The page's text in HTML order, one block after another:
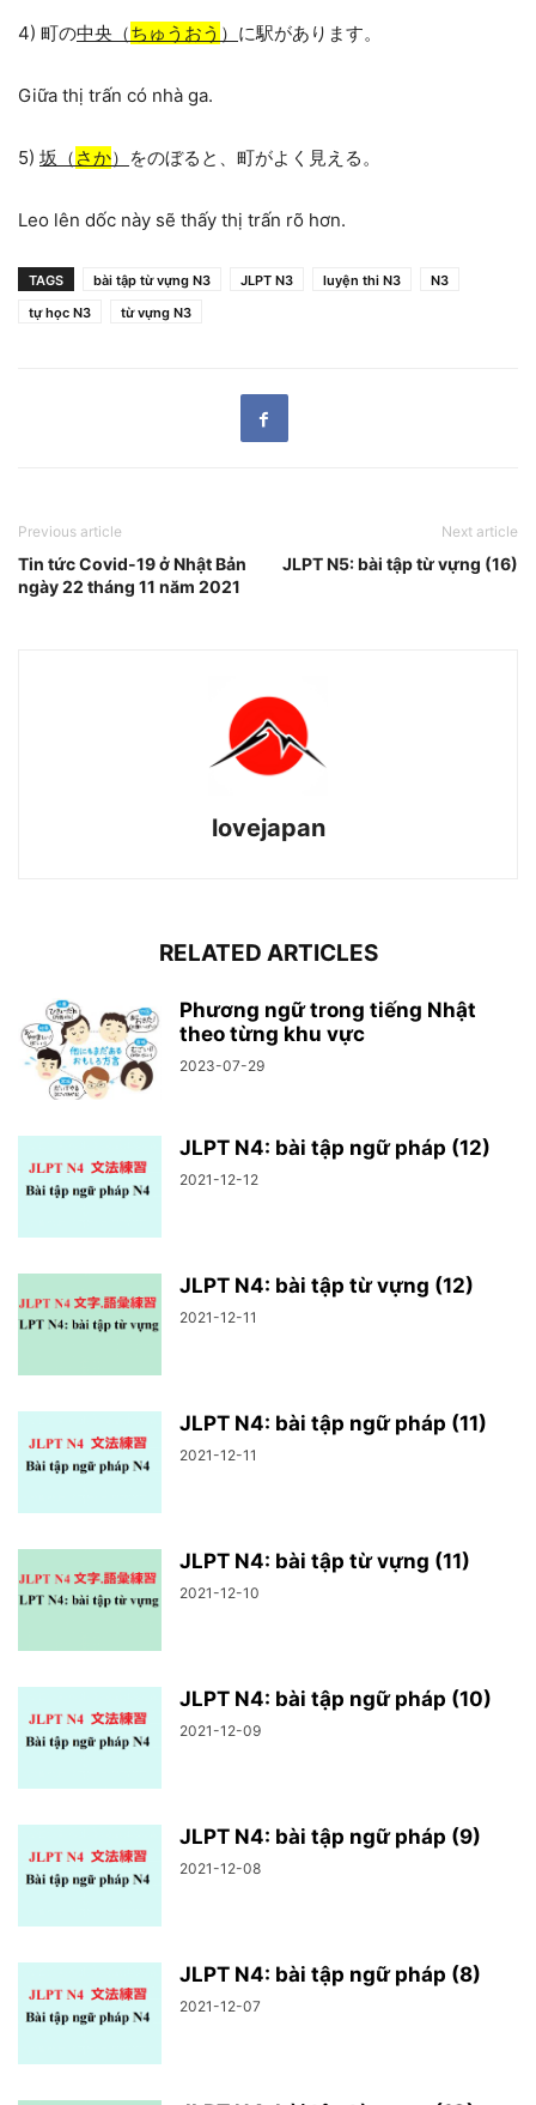
4) 町の中央（ちゅうおう ） に駅があります。
Giữa thị trấn có nhà ga.
5) 坂（ さか） をのぼると、町がよく見える。
Leo lên dốc này sẽ thấy thị trấn rõ hơn.
TAGS bài tập từ vựng N3 JLPT N3 luyện thi N3
N3
tự học N3
từ vựng N3
Previous article
Tin tức Covid-19 ở Nhật Bản
ngày 22 tháng 11 năm 2021
Next article
JLPT N5: bài tập từ vựng (16)
lovejapan
RELATED ARTICLES
Phương ngữ trong tiếng Nhật
theo từng khu vực
2023-07-29
JLPT N4: bài tập ngữ pháp (12)
2021-12-12
JLPT N4: bài tập từ vựng (12)
2021-12-11
JLPT N4: bài tập ngữ pháp (11)
2021-12-11
JLPT N4: bài tập từ vựng (11)
2021-12-10
JLPT N4: bài tập ngữ pháp (10)
2021-12-09
JLPT N4: bài tập ngữ pháp (9)
2021-12-08
JLPT N4: bài tập ngữ pháp (8)
2021-12-07